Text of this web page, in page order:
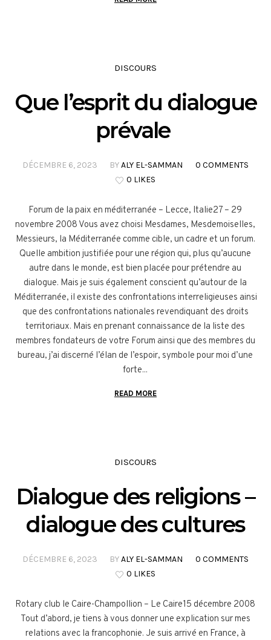
DISCOURS
Que l’esprit du dialogue
prévale
DÉCEMBRE 6, 2023 BYALY EL-SAMMAN
0 COMMENTS
0 LIKES
Forum de la paix en méditerranée – Lecce, Italie27 – 29
novembre 2008 Vous avez choisi Mesdames, Mesdemoiselles,
Messieurs, la Méditerranée comme cible, un cadre et un forum.
Quelle ambition justifiée pour une région qui, plus qu’aucune
autre dans le monde, est bien placée pour prétendre au
dialogue. Mais je suis également conscient qu’autour de la
Méditerranée, il existe des confrontations interreligieuses ainsi
que des confrontations nationales revendiquant des droits
territoriaux. Mais en prenant connaissance de la liste des
membres fondateurs de votre Forum ainsi que des membres du
bureau, j’ai discerné l’élan de l’espoir, symbole pour moi d’une
forte...
READ MORE
DISCOURS
Dialogue des religions –
dialogue des cultures
DÉCEMBRE 6, 2023 BYALY EL-SAMMAN
0 COMMENTS
0 LIKES
Rotary club le Caire-Champollion – Le Caire15 décembre 2008
Tout d’abord, je tiens à vous donner une explication sur mes
relations avec la francophonie. Je suis arrivé en France, à